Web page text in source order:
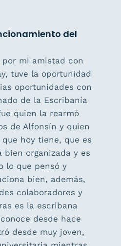
del
mi amistad con
tuve la oportunidad
oportunidades con
de la Escribanía
quien la rearmó
de Alfonsín y quien
hoy tiene, que es
bien organizada y es
lo que pensó y
bien, además,
colaboradores y
es la escribana
desde hace
desde muy joven,